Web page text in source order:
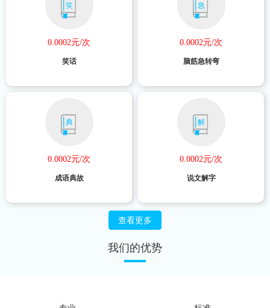
笑
0.0002元/次
笑话
急
0.0002元/次
脑筋急转弯
典
0.0002元/次
成语典故
解
0.0002元/次
说文解字
查看更多
我们的优势